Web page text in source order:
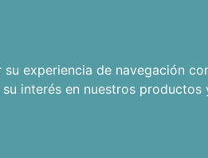
experiencia de navegación
su interés en nuestros